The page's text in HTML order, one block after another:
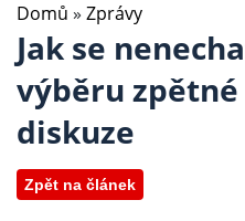
Domů » Zprávy
Jak se
výběru
diskuze
Zpět na článek